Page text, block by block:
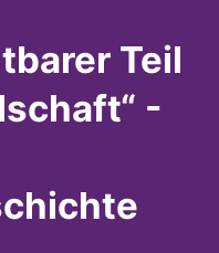
Teil
-